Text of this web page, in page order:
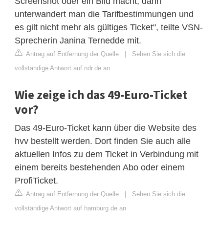
unterwandert man die Tarifbestimmungen und
es gilt nicht mehr als gültiges Ticket", teilte VSN-
Sprecherin Janina Ternedde mit.
Antrag auf Entfernung der Quelle | Sehen Sie sich die
vollständige Antwort auf ndr.de an
Wie zeige ich das 49-Euro-Ticket
vor?
Das 49-Euro-Ticket kann über die Website des
hvv bestellt werden. Dort finden Sie auch alle
aktuellen Infos zu dem Ticket in Verbindung mit
einem bereits bestehenden Abo oder einem
ProfiTicket.
Antrag auf Entfernung der Quelle | Sehen Sie sich die
vollständige Antwort auf hamburg.de an